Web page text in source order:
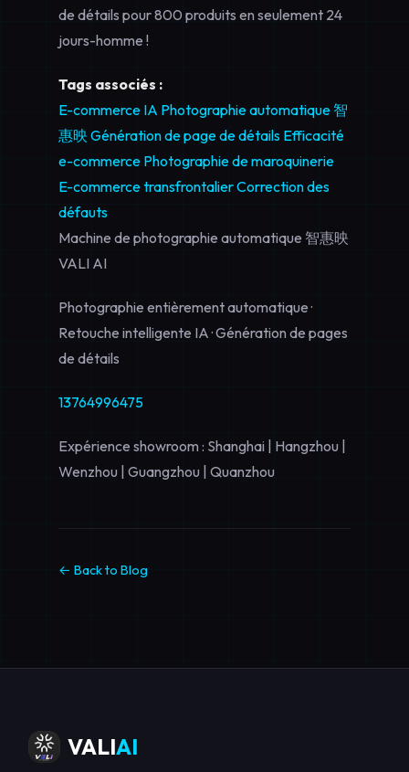
de détails pour 800 produits en seulement 24
jours-homme !
Tags associés :
E-commerce IA Photographie automatique 智
惠映 Génération de page de détails Efficacité
e-commerce Photographie de maroquinerie
E-commerce transfrontalierCorrection des
défauts
Machine de photographie automatique 智惠映
VALI AI
Photographie entièrement automatique ·
Retouche intelligente IA · Génération de pages
de détails
13764996475
Expérience showroom : Shanghai | Hangzhou |
Wenzhou | Guangzhou | Quanzhou
← Back to Blog
VALIAI